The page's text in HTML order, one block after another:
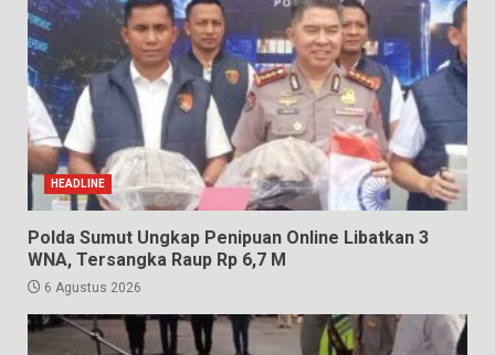
HEADLINE
Polda Sumut Ungkap Penipuan Online Libatkan 3
WNA, Tersangka Raup Rp 6,7 M
6 Agustus 2026